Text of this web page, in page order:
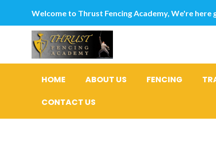
Welcome to Thrust Fencing Academy, We're here
HOME ABOUT US FENCING
CONTACT US